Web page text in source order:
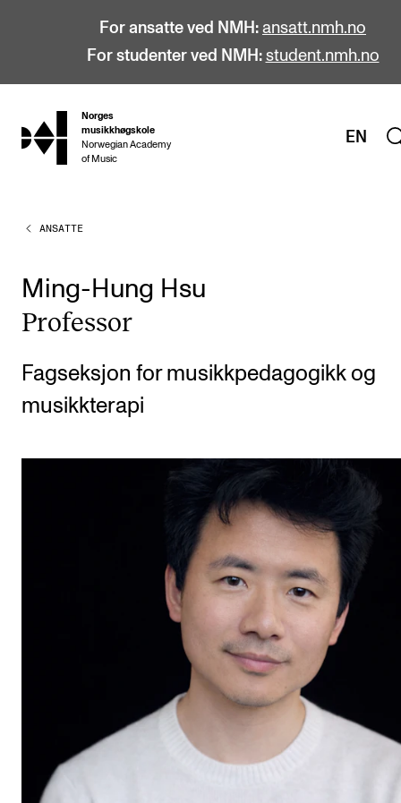
For ansatte ved NMH: ansatt.nmh.no
For studenter ved NMH: student.nmh.no
hjem
Norges
musikkhøgskole
Norwegian Academy
of Music
EN
STUDIER
Bachelor
Master
Doktorgrad
Årsstudium og videreutdanning
Talentutvikling
Studentutvalet SUT (student.nmh.no)
FORSKNING
CERM
ANSATTE
Ming-Hung Hsu
Pro­fes­sor
Fagseksjon for musikkpedagogikk og
musikkterapi